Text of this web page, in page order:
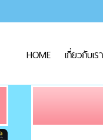
HOME เกี่ยวกับเรา